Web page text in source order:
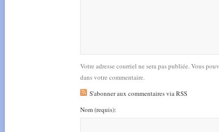
Votre adresse courriel ne sera pas publiée. Vous
dans votre commentaire.
S'abonner aux commentaires via RSS
Nom(requis):